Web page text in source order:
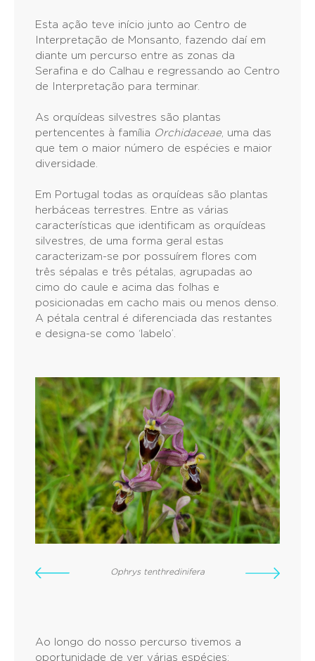
Esta ação teve início junto ao Centro de
Interpretação de Monsanto, fazendo daí em
diante um percurso entre as zonas da
Serafina e do Calhau e regressando ao Centro
de Interpretação para terminar.
As orquídeas silvestres são plantas
pertencentes à família Orchidaceae, uma das
que tem o maior número de espécies e maior
diversidade.
Em Portugal todas as orquídeas são plantas
herbáceas terrestres. Entre as várias
características que identificam as orquídeas
silvestres, de uma forma geral estas
caracterizam-se por possuírem flores com
três sépalas e três pétalas, agrupadas ao
cimo do caule e acima das folhas e
posicionadas em cacho mais ou menos denso.
A pétala central é diferenciada das restantes
e designa-se como ‘labelo’.
Ophrys tenthredinifera
Ao longo do nosso percurso tivemos a
oportunidade de ver várias espécies: